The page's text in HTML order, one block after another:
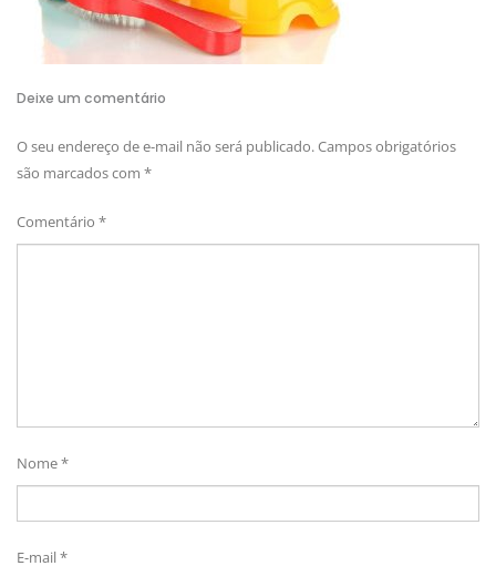
Deixe um comentário
O seu endereço de e-mail não será publicado.Campos obrigatórios
são marcados com *
Comentário *
Nome*
E-mail*